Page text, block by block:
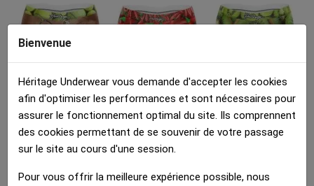
Boxer Femme
JOUEUSE TENNIS...
30.00 €
Boxer Femme
30.00 €
Boxer Femme
KIWIS Vert Blanc
30.00 €
Bienvenue
Héritage Underwear vous demande d'accepter les cookies
afin d'optimiser les performances et sont nécessaires pour
assurer le fonctionnement optimal du site. Ils comprennent
des cookies permettant de se souvenir de votre passage
sur le site au cours d'une session.
Pour vous offrir la meilleure expérience possible, nous